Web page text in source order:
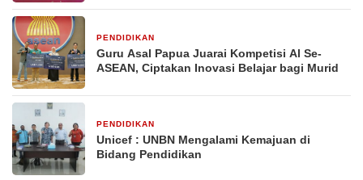
PENDIDIKAN
Guru Asal Papua Juarai Kompetisi Al Se-
ASEAN, Ciptakan Inovasi Belajar bagi Murid
PENDIDIKAN
Unicef : UNBN Mengalami Kemajuan di
Bidang Pendidikan